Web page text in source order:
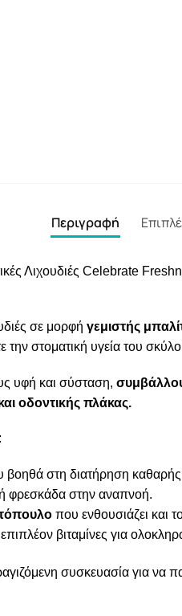
Περιγραφή
Λιχουδιές Celebrate
σε μορφή γεμιστής
την στοματική υγεία του
υφή και σύσταση,
οδοντικής πλάκας.
στη διατήρηση καθαρής
φρεσκάδα στην αναπνοή.
που ενθουσιάζει και
βιταμίνες για
συσκευασία για να